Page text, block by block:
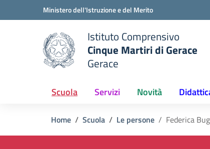
Vai ai contenuti
Vai al menu di navigazioneMinistero dell'Istruzione e del Merito
scuola
Istituto Comprensivo
Cinque Martiri di Gerace
Gerace
Scuola Servizi Novità
Home Scuola Le persone Federica